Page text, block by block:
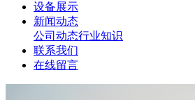
设备展示
新闻动态
公司动态行业知识
联系我们
在线留言